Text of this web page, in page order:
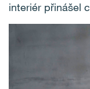
interiér přinášel